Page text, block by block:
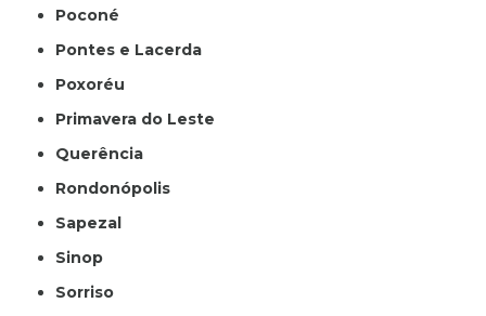
Poconé
Pontes e Lacerda
Poxoréu
Primavera do Leste
Querência
Rondonópolis
Sapezal
Sinop
Sorriso